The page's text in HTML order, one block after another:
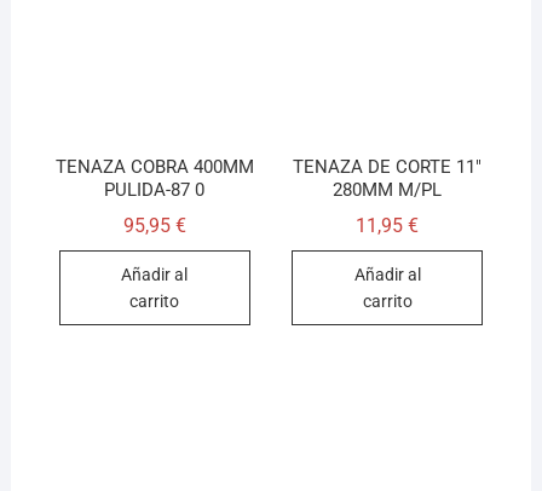
TENAZA COBRA 400MM
PULIDA-87 0
95,95 €
Añadir al
carrito
TENAZA DE CORTE 11″
280MM M/PL
11,95€
Añadir al
carrito